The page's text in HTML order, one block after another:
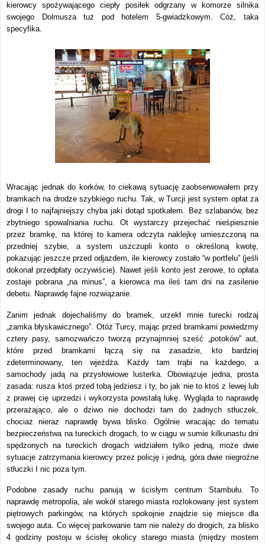
kierowcy spożywającego ciepły posiłek odgrzany w komorze silnika
swojego Dolmusza tuż pod hotelem 5-gwiadzkowym. Cóż, taka
specyfika.
Wracając jednak do korków, to ciekawą sytuację zaobserwowałem przy
bramkach na drodze szybkiego ruchu. Tak, w Turcji jest system opłat za
drogi I to najfajniejszy chyba jaki dotąd spotkałem. Bez szlabanów, bez
zbytniego spowalniania ruchu. Ot wystarczy przejechać nieśpiesznie
przez bramkę, na której to kamera odczyta naklejkę umieszczoną na
przedniej szybie, a system uszczupli konto o określoną kwotę,
pokazując jeszcze przed odjazdem, ile kierowcy zostało “w portfelu” (jeśli
dokonał przedpłaty oczywiście). Nawet jeśli konto jest zerowe, to opłata
zostaje pobrana „na minus”, a kierowca ma ileś tam dni na zasilenie
debetu. Naprawdę fajne rozwiązanie.
Zanim jednak dojechaliśmy do bramek, urzekł mnie turecki rodzaj
„zamka błyskawicznego”. Otóż Turcy, mając przed bramkami powiedzmy
cztery pasy, samozwańczo tworzą przynajmniej sześć „potoków” aut,
które przed bramkami łączą się na zasadzie, kto bardziej
zdeterminowany, ten wjeżdża. Każdy tam trąbi na każdego, a
samochody jadą na przysłowiowe lusterka. Obowiązuje jedna, prosta
zasada: rusza ktoś przed tobą jedziesz i ty, bo jak nie to ktoś z lewej lub
z prawej cię uprzedzi i wykorzysta powstałą lukę. Wygląda to naprawdę
przerażająco, ale o dziwo nie dochodzi tam do żadnych stłuczek,
chociaż nieraz naprawdę bywa blisko. Ogólnie wracając do tematu
bezpieczeństwa na tureckich drogach, to w ciągu w sumie kilkunastu dni
spędzonych na tureckich drogach widziałem tylko jedną, może dwie
sytuacje zatrzymania kierowcy przez policję i jedną, góra dwie niegroźne
stłuczki I nic poza tym.
Podobne zasady ruchu panują w ścisłym centrum Stambułu. To
naprawdę metropolia, ale wokół starego miasta rozlokowany jest system
piętrowych parkingów, na których spokojnie znajdzie się miejsce dla
swojego auta. Co więcej parkowanie tam nie należy do drogich, za blisko
4 godziny postoju w ścisłej okolicy starego miasta (między mostem